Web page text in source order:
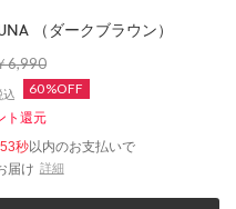
（ダークブラウン）
6,990
込 60%OFF
ト還元
秒以内のお支払いで
届け 詳細